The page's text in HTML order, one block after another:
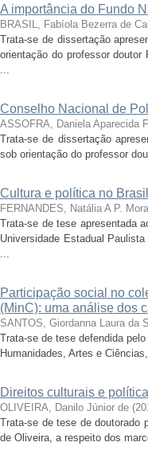
A importância do Fundo
BRASIL, Fabíola Bezerra de
Trata-se de dissertação
orientação do professor
...
Conselho Nacional de
ASSOFRA, Daniela Aparecida
Trata-se de dissertação
sob orientação do professor
Cultura e política no
FERNANDES, Natália A P.
Trata-se de tese apresentada
Universidade Estadual
...
Participação social no
(MinC): uma análise dos
SANTOS, Giordanna Laura da
Trata-se de tese defendida
Humanidades, Artes e
Direitos culturais e
OLIVEIRA, Danilo Júnior de (
Trata-se de tese de doutorado
de Oliveira, a respeito dos